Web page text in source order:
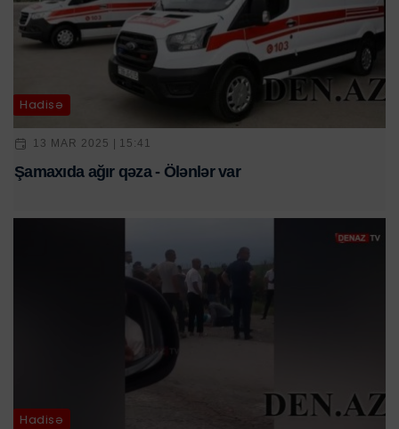
Hadisə
13 MAR 2025 | 15:41
Şamaxıda ağır qəza - Ölənlər var
Hadisə